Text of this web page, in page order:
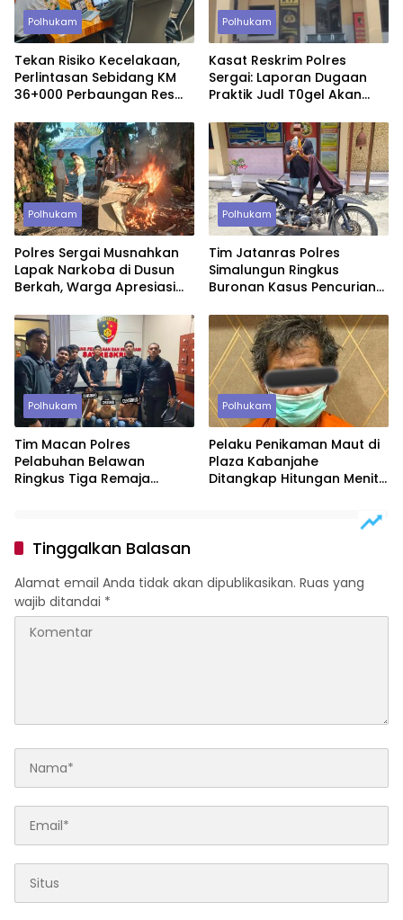
Polhukam
Tekan Risiko Kecelakaan,
Perlintasan Sebidang KM
36+000 Perbaungan Resmi
Polhukam
Kasat Reskrim Polres
Sergai: Laporan Dugaan
Praktik Judl T0gel Akan
Polhukam
Polres Sergai Musnahkan
Lapak Narkoba di Dusun
Berkah, Warga Apresiasi
Polhukam
Tim Jatanras Polres
Simalungun Ringkus
Buronan Kasus Pencurian
Polhukam
Tim Macan Polres
Pelabuhan Belawan
Ringkus Tiga Remaja
Polhukam
Pelaku Penikaman Maut di
Plaza Kabanjahe
Ditangkap Hitungan Menit,
Tinggalkan Balasan
Alamat email Anda tidak akan dipublikasikan. Ruas yang
wajib ditandai *